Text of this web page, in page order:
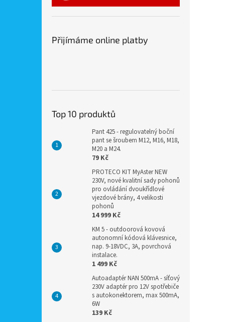
Přijímáme online platby
Top 10 produktů
Pant 425 - regulovatelný boční
pant se šroubem M12, M16, M18,
M20 a M24.
79 Kč
PROTECO KIT MyAster NEW
230V, nové kvalitní sady pohonů
pro ovládání dvoukřídlové
vjezdové brány, 4 velikosti
pohonů
14 999 Kč
KM 5 - outdoorová kovová
autonomní kódová klávesnice,
nap. 9-18VDC, 3A, povrchová
instalace.
1 499 Kč
Autoadaptér NAN 500mA - síťový
230V adaptér pro 12V spotřebiče
s autokonektorem, max 500mA,
6W
139 Kč